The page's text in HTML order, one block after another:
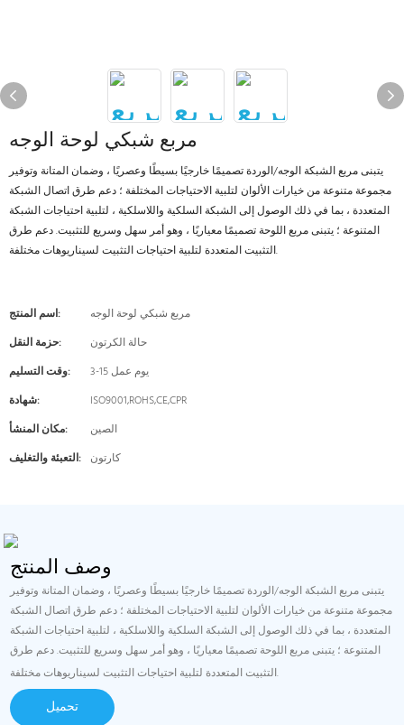
مربع شبكي لوحة الوجه
يتبنى مربع الشبكة الوجه/الوردة تصميمًا خارجيًا بسيطًا وعصريًا ، وضمان المتانة وتوفير
مجموعة متنوعة من خيارات الألوان لتلبية الاحتياجات المختلفة ؛ دعم طرق اتصال الشبكة
المتعددة ، بما في ذلك الوصول إلى الشبكة السلكية واللاسلكية ، لتلبية احتياجات الشبكة
المتنوعة ؛ يتبنى مربع اللوحة تصميمًا معياريًا ، وهو أمر سهل وسريع للتثبيت. دعم طرق
التثبيت المتعددة لتلبية احتياجات التثبيت لسيناريوهات مختلفة.
اسم المنتج:
مربع شبكي لوحة الوجه
حزمة النقل:
حالة الكرتون
وقت التسليم:
3-15 يوم عمل
شهادة:
ISO9001,ROHS,CE,CPR
مكان المنشأ:
الصين
التعبئة والتغليف: كارتون
وصف المنتج
يتبنى مربع الشبكة الوجه/الوردة تصميمًا خارجيًا بسيطًا وعصريًا ، وضمان المتانة وتوفير
مجموعة متنوعة من خيارات الألوان لتلبية الاحتياجات المختلفة ؛ دعم طرق اتصال الشبكة
المتعددة ، بما في ذلك الوصول إلى الشبكة السلكية واللاسلكية ، لتلبية احتياجات الشبكة
المتنوعة ؛ يتبنى مربع اللوحة تصميمًا معياريًا ، وهو أمر سهل وسريع للتثبيت. دعم طرق
التثبيت المتعددة لتلبية احتياجات التثبيت لسيناريوهات مختلفة.
تحميل